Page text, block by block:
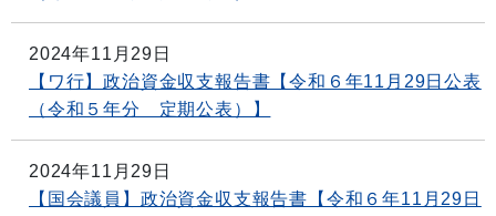
2024年11月29日
【ワ行】政治資金収支報告書【令和６年11月29日公表
（令和５年分 定期公表）】
2024年11月29日
【国会議員】政治資金収支報告書【令和６年11月29日